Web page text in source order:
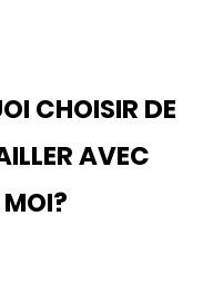
CHOISIR DE
AVEC
MOI?